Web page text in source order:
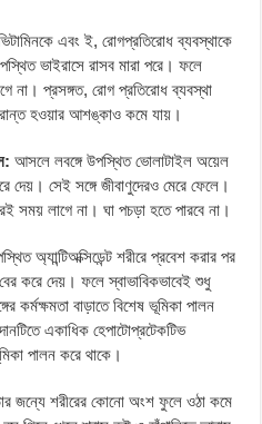
ভিটামিনকে এবং ই, রোগপ্রতিরোধ ব্যবস্থাকে
ভাইরাসে রাসব মারা পরে। ফলে
না। প্রসঙ্গত, রোগ প্রতিরোধ ব্যবস্থা
হওয়ার আশঙ্কাও কমে যায়।
আসলে লবঙ্গে উপস্থিত ভোলাটাইল অয়েল
দেয়। সেই সঙ্গে জীবাণুদেরও মেরে ফেলে।
সময় লাগে না। ঘা পচড়া হতে পারবে না।
অ্যান্টিঅক্সিডেন্ট শরীরে প্রবেশ করার পর
করে দেয়। ফলে স্বাভাবিকভাবেই শুধু
কর্মক্ষমতা বাড়াতে বিশেষ ভূমিকা পালন
একাধিক হেপাটোপ্রটেকটিভ
পালন করে থাকে।
জন্যে শরীরের কোনো অংশ ফুলে ওঠা কমে